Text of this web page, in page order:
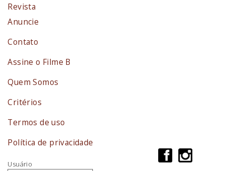
Revista
Anuncie
Contato
Assine o Filme B
Quem Somos
Critérios
Termos de uso
Política de privacidade
Usuário